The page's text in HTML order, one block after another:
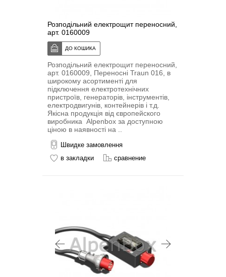
Розподільний електрощит переносний,
арт. 0160009
Розподільний електрощит переносний,
арт. 0160009, Переносні Traun 016, в
широкому асортименті для
підключення електротехнічних
пристроїв, генераторів, інструментів,
електродвигунів, контейнерів і т.д.
Якісна продукція від європейского
виробника Alpenbox за доступною
ціною в наявності на ..
Швидке замовлення
в закладки
сравнение